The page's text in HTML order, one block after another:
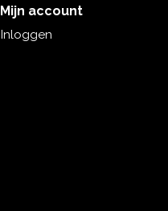
Mijn account
Inloggen